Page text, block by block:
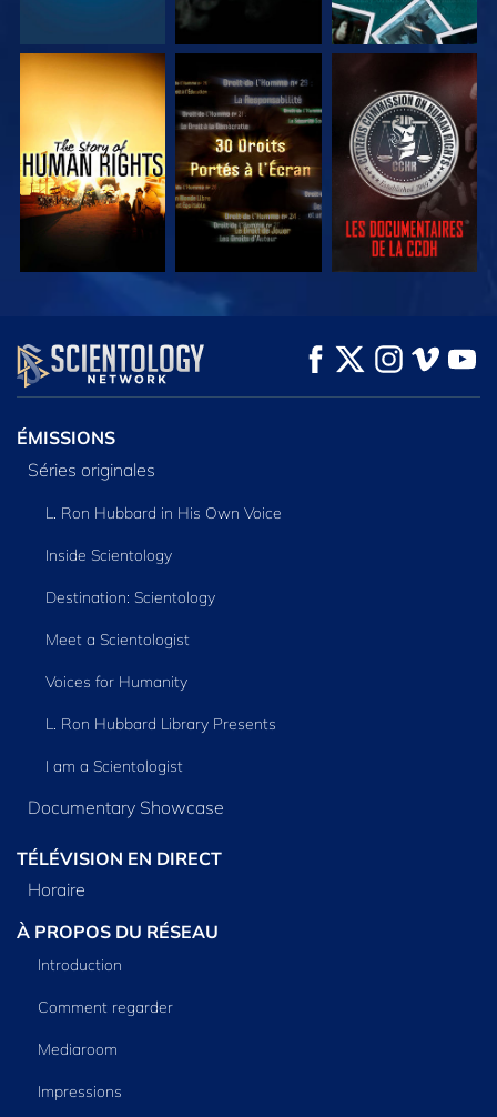
REGARDER REGARDER REGARDER
REGARDER REGARDER
DÉCOUVRIR LES
SÉRIES
ÉMISSIONS
Séries originales
L. Ron Hubbard in His Own Voice
Inside Scientology
Destination: Scientology
Meet a Scientologist
Voices for Humanity
L. Ron Hubbard Library Presents
I am a Scientologist
Documentary Showcase
TÉLÉVISION EN DIRECT
Horaire
À PROPOS DU RÉSEAU
Introduction
Comment regarder
Mediaroom
Impressions